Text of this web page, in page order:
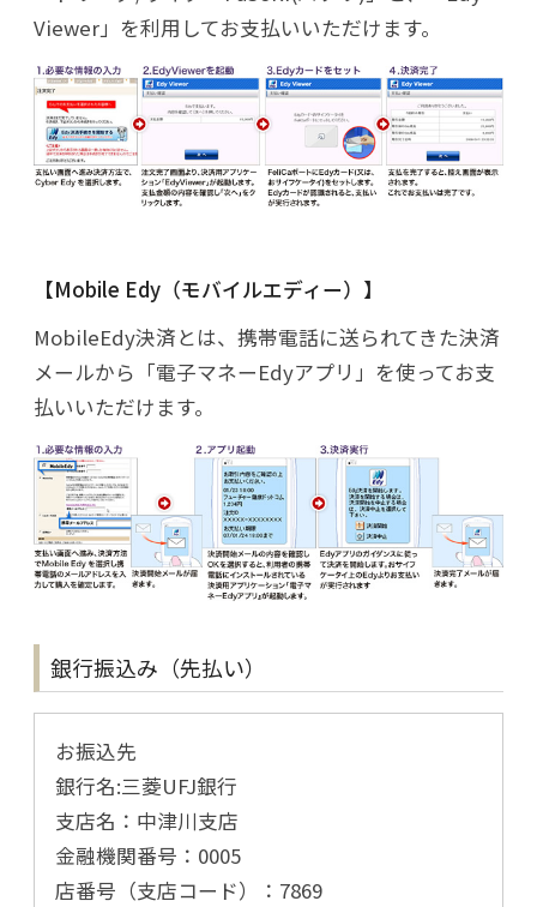
Viewer」を利用してお支払いいただけます。
Mobile Edy（モバイルエディー）
MobileEdy決済とは、携帯電話に送られてきた決済
メールから「電子マネーEdyアプリ」を使ってお支
払いいただけます。
銀行振込み（先払い）
お振込先
銀行名:三菱UFJ銀行
支店名：中津川支店
金融機関番号：0005
店番号（支店コード）：7869